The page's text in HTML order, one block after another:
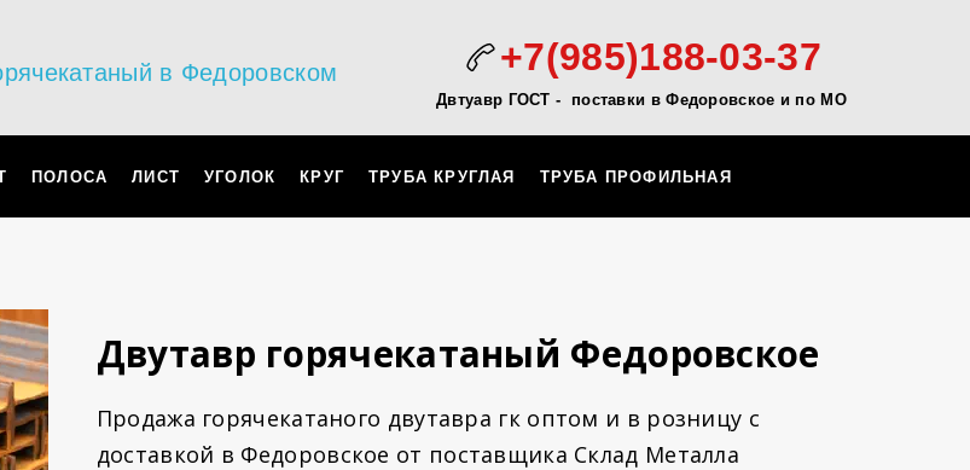
в Федоровском +7(985)188-03-37
Двтуавр ГОСТ - поставки в Федоровское и по МО
ПОЛОСА ЛИСТ УГОЛОК КРУГ ТРУБА КРУГЛАЯ ТРУБА ПРОФИЛЬНАЯ
Двутавр горячекатаный Федоровское
Продажа горячекатаного двутавра гк оптом и в розницу с
доставкой в Федоровское от поставщика Склад Металла